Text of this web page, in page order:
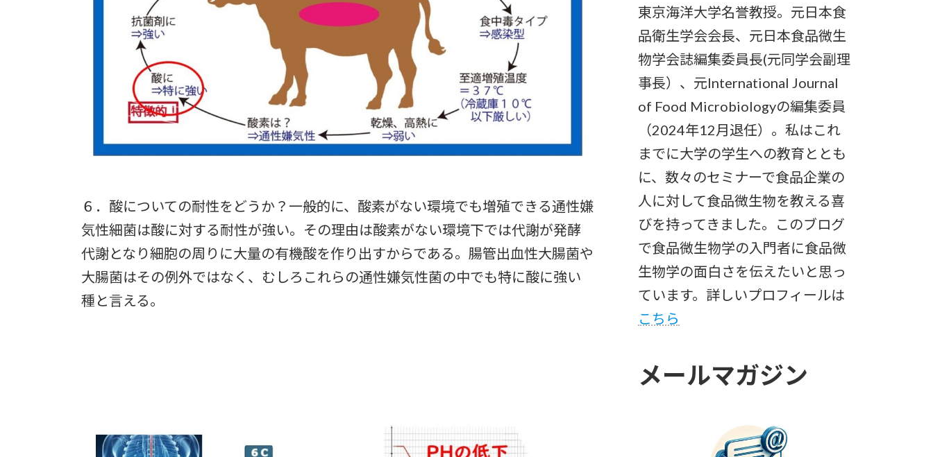
６．酸についての耐性をどうか？一般的に、酸素がない環境でも増殖できる通性嫌
気性細菌は酸に対する耐性が強い。その理由は酸素がない環境下では代謝が発酵
代謝となり細胞の周りに大量の有機酸を作り出すからである。腸管出血性大腸菌や
大腸菌はその例外ではなく、むしろこれらの通性嫌気性菌の中でも特に酸に強い
種と言える。
東京海洋大学名誉教授。元日本食
品衛生学会会長、元日本食品微生
物学会誌編集委員長(元同学会副理
事長）、元International Journal
of Food Microbiologyの編集委員
（2024年12月退任）。私はこれ
までに大学の学生への教育ととも
に、数々のセミナーで食品企業の
人に対して食品微生物を教える喜
びを持ってきました。このブログ
で食品微生物学の入門者に食品微
生物学の面白さを伝えたいと思っ
ています。詳しいプロフィールは
こちら
メールマガジン